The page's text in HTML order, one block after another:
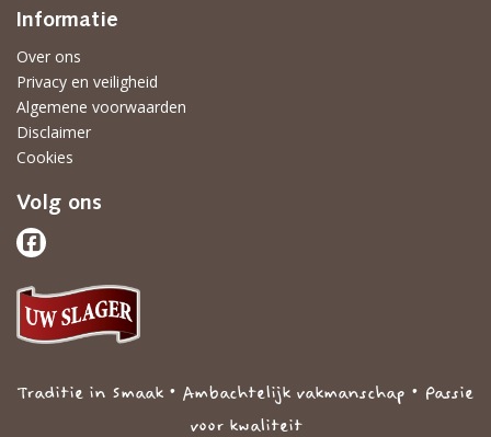
Informatie
Over ons
Privacy en veiligheid
Algemene voorwaarden
Disclaimer
Cookies
Volg ons
Traditie in Smaak • Ambachtelijk vakmanschap • Passie
voor kwaliteit